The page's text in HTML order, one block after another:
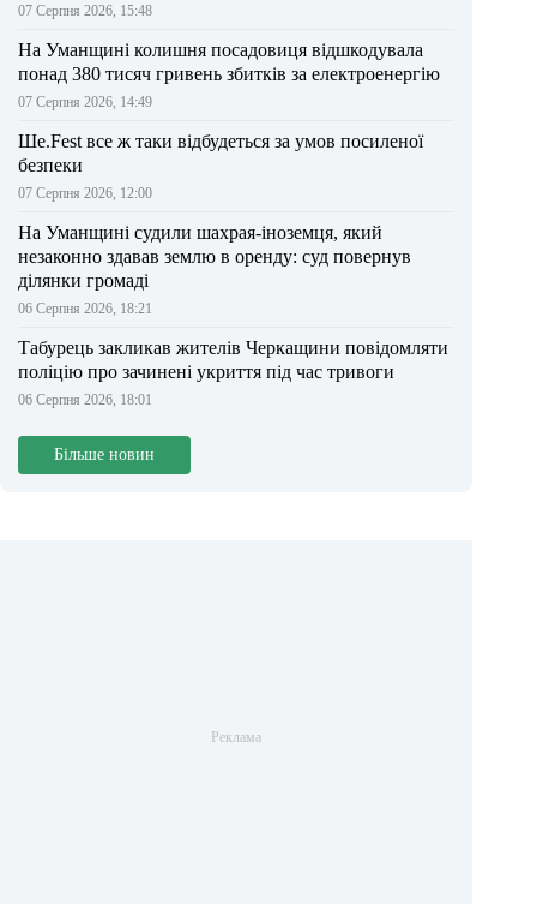
07 Серпня 2026, 15:48
На Уманщині колишня посадовиця відшкодувала
понад 380 тисяч гривень збитків за електроенергію
07 Серпня 2026, 14:49
Ше.Fest все ж таки відбудеться за умов посиленої
безпеки
07 Серпня 2026, 12:00
На Уманщині судили шахрая-іноземця, який
незаконно здавав землю в оренду: суд повернув
ділянки громаді
06 Серпня 2026, 18:21
Табурець закликав жителів Черкащини повідомляти
поліцію про зачинені укриття під час тривоги
06 Серпня 2026, 18:01
Більше новин